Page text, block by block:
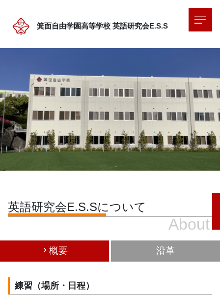
箕面自由学園高等学校 英語研究会E.S.S
英語研究会E.S.Sについて
About
概要 沿革
練習（場所・日程）